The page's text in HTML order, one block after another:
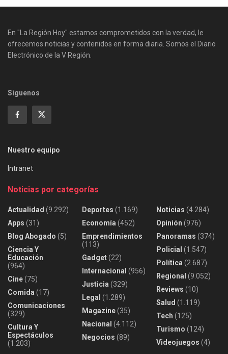
En "La Región Hoy" estamos comprometidos con la verdad, le
ofrecemos noticias y contenidos en forma diaria. Somos el Diario
Electrónico de la V Región.
Siguenos
Nuestro equipo
Intranet
Noticias por categorías
Actualidad (9.292)
Apps (31)
Blog Abogado (5)
Ciencia Y
Educación
(964)
Cine(75)
Comida (17)
Comunicaciones
(329)
Cultura Y
Espectáculos
(1.203)
Deportes (1.169)
Economía (452)
Emprendimientos
(113)
Gadget(22)
Internacional (956)
Justicia (329)
Legal (1.289)
Magazine(35)
Nacional (4.112)
Negocios (89)
Noticias (4.284)
Opinión (976)
Panoramas (374)
Policial (1.547)
Política (2.687)
Regional (9.052)
Reviews (10)
Salud (1.119)
Tech (125)
Turismo (124)
Videojuegos (4)